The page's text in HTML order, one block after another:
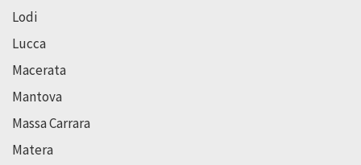
Lodi
Lucca
Macerata
Mantova
Massa Carrara
Matera